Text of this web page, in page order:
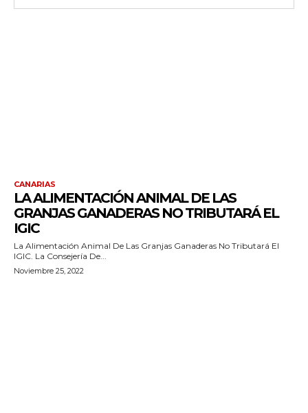
CANARIAS
LA ALIMENTACIÓN ANIMAL DE LAS
GRANJAS GANADERAS NO TRIBUTARÁ EL
IGIC
La Alimentación Animal De Las Granjas Ganaderas No Tributará El
IGIC. La Consejería De...
Noviembre 25, 2022